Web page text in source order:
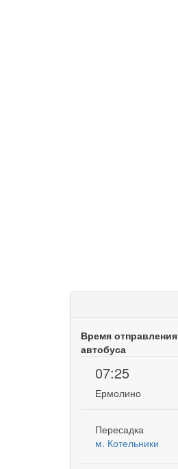
Время отправления
автобуса
07:25
Ермолино
Пересадка
м. Котельники